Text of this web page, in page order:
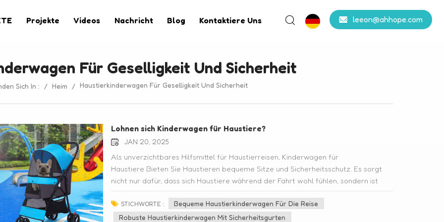
leeon@ahhope.com
Projekte Videos Nachricht Blog Kontaktiere Uns
Für Geselligkeit Und Sicherheit
Sich In : / Heim / Haustierkinderwagen Für Geselligkeit Und Sicherheit
Lohnen sich Kinderwagen für Haustiere?
JAN 20, 2025
Als unverzichtbares Hilfsmittel für Haustierreisen, Kinderwagen für
Haustiere Bieten Sie Haustieren bequeme Sitze und Sicherheitsschutz. Es sorgt
nicht nur dafür, dass sich Haustiere während der Fahrt wohl fühlen, sondern ist
auch mit Sicherheitsgurten ausgestattet, um die Sicherheit von Haustieren zu
gewährleisten. Lohnt es sich also, einen Kinderwagen für Haustiere zu
kaufen? Bieten Sie Haustieren Sicherheit und KomfortIn unserem täglichen Leben
STICHWORTE :
Bequeme Haustierkinderwagen Für Die Reise
Robuste Haustierkinderwagen Mit Sicherheitsgurten